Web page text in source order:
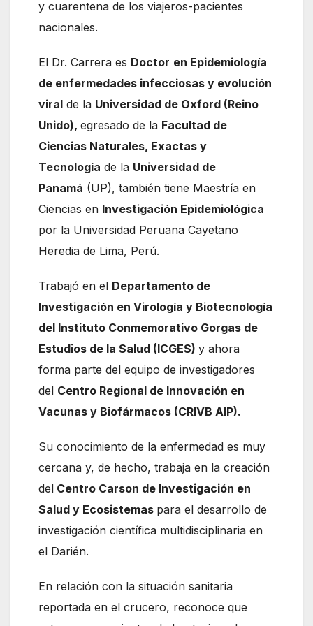
y cuarentena de los viajeros-pacientes
nacionales.
El Dr. Carrera es Doctor en Epidemiología
de enfermedades infecciosas y evolución
viral de la Universidad de Oxford (Reino
Unido), egresado de la Facultad de
Ciencias Naturales, Exactas y
Tecnología de la Universidad de
Panamá (UP), también tiene Maestría en
Ciencias en Investigación Epidemiológica
por la Universidad Peruana Cayetano
Heredia de Lima, Perú.
Trabajó en el Departamento de
Investigación en Virología y Biotecnología
del Instituto Conmemorativo Gorgas de
Estudios de la Salud (ICGES) y ahora
forma parte del equipo de investigadores
del Centro Regional de Innovación en
Vacunas y Biofármacos (CRIVB AIP).
Su conocimiento de la enfermedad es muy
cercana y, de hecho, trabaja en la creación
del Centro Carson de Investigación en
Salud y Ecosistemas para el desarrollo de
investigación científica multidisciplinaria en
el Darién.
En relación con la situación sanitaria
reportada en el crucero, reconoce que